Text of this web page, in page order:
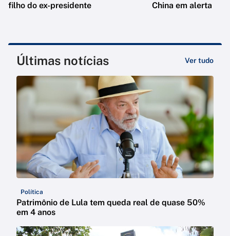
filho do ex-presidente
China em alerta
Últimas notícias Ver tudo
Política
Patrimônio de Lula tem queda real de quase 50%
em 4 anos